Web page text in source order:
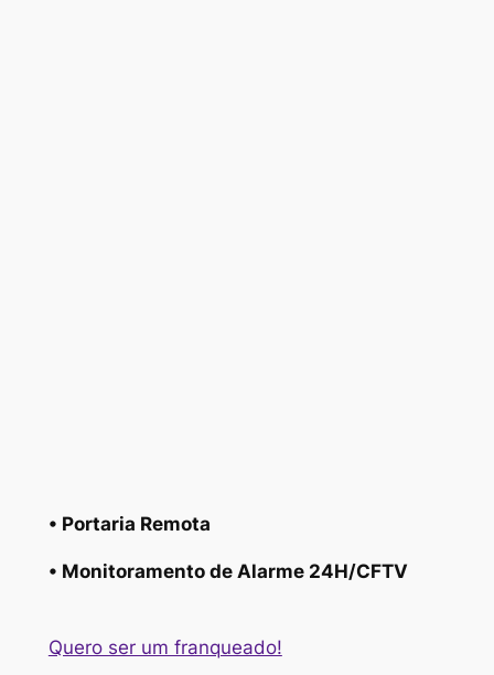
• Portaria Remota
• Monitoramento de Alarme 24H/CFTV
Quero ser um franqueado!